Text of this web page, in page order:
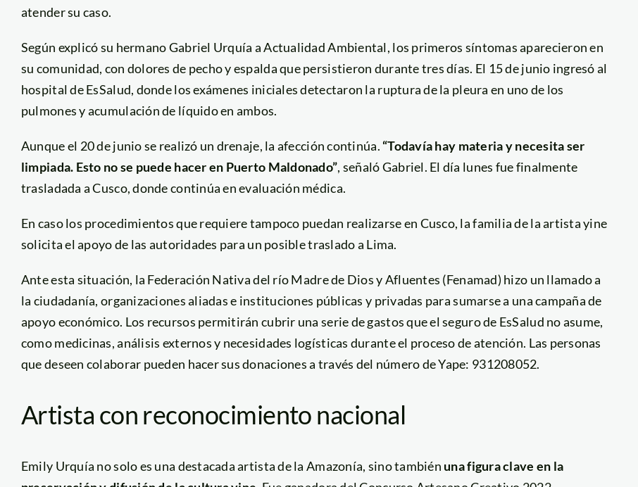
atender su caso.
Según explicó su hermano Gabriel Urquía a Actualidad Ambiental, los primeros síntomas aparecieron en
su comunidad, con dolores de pecho y espalda que persistieron durante tres días. El 15 de junio ingresó al
hospital de EsSalud, donde los exámenes iniciales detectaron la ruptura de la pleura en uno de los
pulmones y acumulación de líquido en ambos.
Aunque el 20 de junio se realizó un drenaje, la afección continúa. “Todavía hay materia y necesita ser
limpiada. Esto no se puede hacer en Puerto Maldonado”, señaló Gabriel. El día lunes fue finalmente
trasladada a Cusco, donde continúa en evaluación médica.
En caso los procedimientos que requiere tampoco puedan realizarse en Cusco, la familia de la artista yine
solicita el apoyo de las autoridades para un posible traslado a Lima.
Ante esta situación, la Federación Nativa del río Madre de Dios y Afluentes (Fenamad) hizo un llamado a
la ciudadanía, organizaciones aliadas e instituciones públicas y privadas para sumarse a una campaña de
apoyo económico. Los recursos permitirán cubrir una serie de gastos que el seguro de EsSalud no asume,
como medicinas, análisis externos y necesidades logísticas durante el proceso de atención. Las personas
que deseen colaborar pueden hacer sus donaciones a través del número de Yape: 931208052.
Artista con reconocimiento nacional
Emily Urquía no solo es una destacada artista de la Amazonía, sino también una figura clave en la